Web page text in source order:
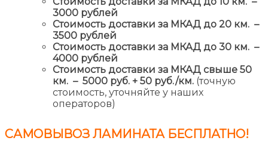
3000 рублей
Стоимость доставки за МКАД до 20 км. –
3500 рублей
Стоимость доставки за МКАД до 30 км. –
4000 рублей
Стоимость доставки за МКАД свыше 50
км. – 5000 руб. + 50 руб./км. (точную
стоимость, уточняйте у наших
операторов)
САМОВЫВОЗ ЛАМИНАТА БЕСПЛАТНО!